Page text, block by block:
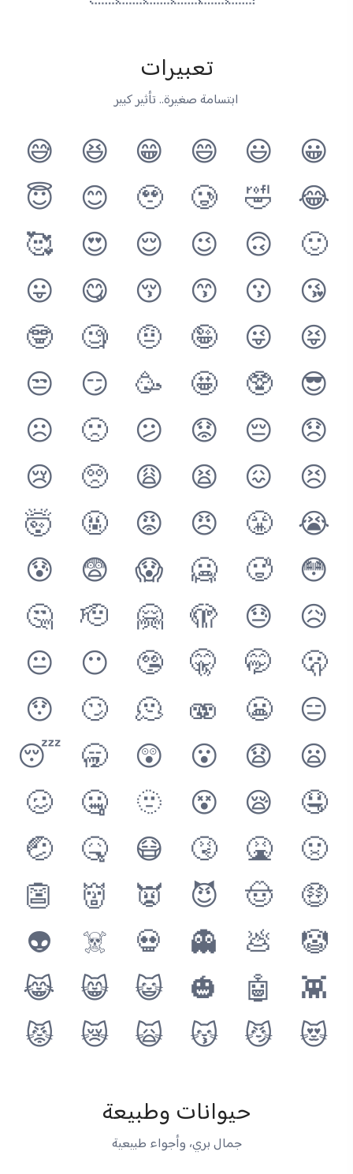
تعبيرات
ابتسامة صغيرة.. تأثير كبير
😀
😃
😄
😁
😆
😅
😂
🤣
🥲
🥹
😊
😇
🙂
🙃
😉
😌
😍
🥰
😘
😗
😙
😚
😋
😛
😝
😜
🤪
🤨
🧐
🤓
😎
🥸
🤩
🥳
😏
😒
😞
😔
😟
😕
🙁
☹️
😣
😖
😫
😩
🥺
😢
😭
😤
😠
😡
🤬
🤯
😳
🥵
🥶
😱
😨
😰
😥
😓
🫣
🤗
🫡
🤔
🫢
🤭
🤫
🤥
😶
😐
😑
😬
🫨
🫠
🙄
😯
😦
😧
😮
😲
🥱
😴
🤤
😪
😵
🫥
🤐
🥴
🤢
🤮
🤧
😷
🤒
🤕
🤑
🤠
😈
👿
👹
👺
🤡
💩
👻
💀
☠️
👽
👾
🤖
🎃
😺
😸
😹
😻
😼
😽
🙀
😿
😾
حيوانات وطبيعة
جمال بري، وأجواء طبيعية